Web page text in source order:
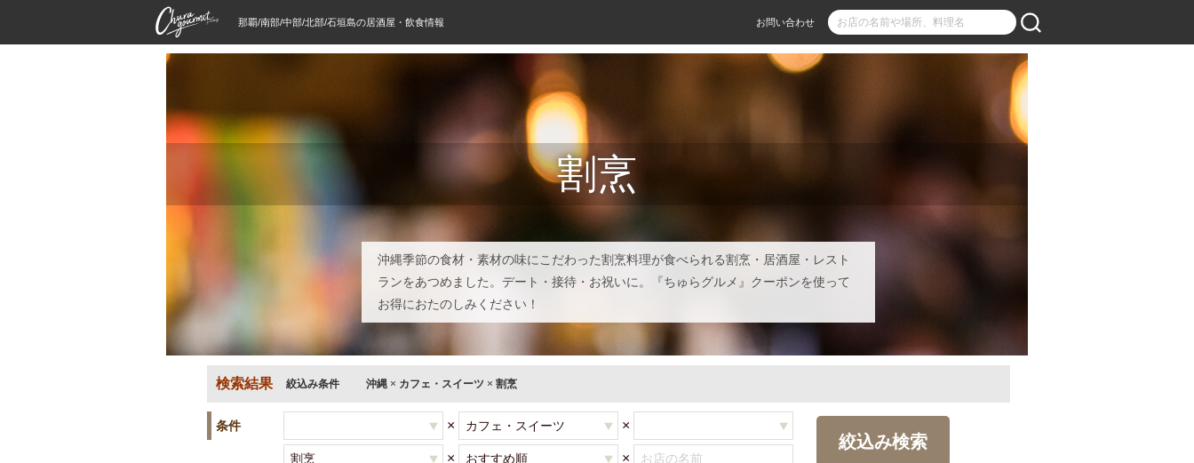
那覇/南部/中部/北部/石垣島の居酒屋・飲食情報 お問い合わせ
割烹
沖縄季節の食材・素材の味にこだわった割烹料理が食べられる割烹・居酒屋・レスト
ランをあつめました。デート・接待・お祝いに。『ちゅらグルメ』クーポンを使って
お得におたのしみください！
検索結果 絞込み条件 沖縄 × カフェ・スイーツ × 割烹
条件 × ×
× ×
絞込み検索